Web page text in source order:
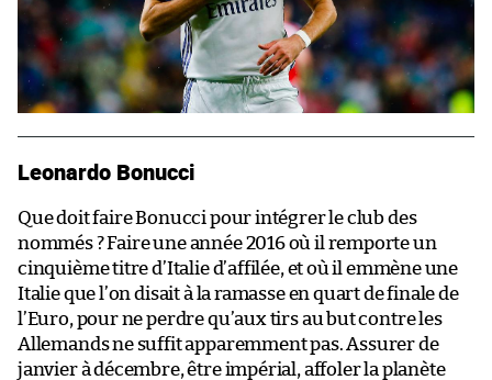
Leonardo Bonucci
Que doit faire Bonucci pour intégrer le club des
nommés ? Faire une année 2016 où il remporte un
cinquième titre d’Italie d’affilée, et où il emmène une
Italie que l’on disait à la ramasse en quart de finale de
l’Euro, pour ne perdre qu’aux tirs au but contre les
Allemands ne suffit apparemment pas. Assurer de
janvier à décembre, être impérial, affoler la planète